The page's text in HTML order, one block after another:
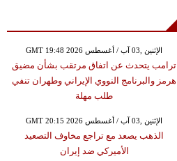
GMT 19:48 2026 الإثنين ,03 آب / أغسطس
ترامب يتحدث عن اتفاق مرتقب بشأن مضيق
هرمز والبرنامج النووي الإيراني وطهران تنفي
طلب مهلة
GMT 20:15 2026 الإثنين ,03 آب / أغسطس
الذهب يصعد مع تراجع مخاوف التصعيد
الأميركي ضد إيران